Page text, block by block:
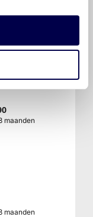
6/1
maanden
maanden